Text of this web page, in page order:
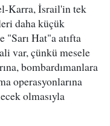
Karra, İsrail'in tek
daha küçük
"Sarı Hat"a atıfta
var, çünkü mesele
bombardımanlara
operasyonlarına
olmasıyla